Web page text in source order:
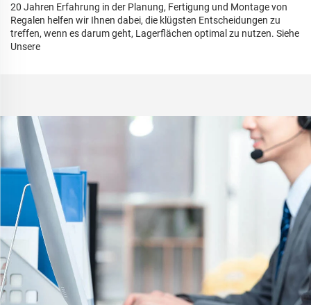
20 Jahren Erfahrung in der Planung, Fertigung und Montage von
Regalen helfen wir Ihnen dabei, die klügsten Entscheidungen zu
treffen, wenn es darum geht, Lagerflächen optimal zu nutzen. Siehe
Unsere